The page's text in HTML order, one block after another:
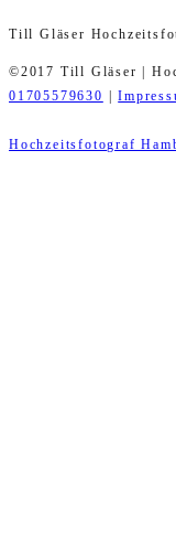
Till Gläser
©2017 Till Gläser |
01705579630
|
Hochzeitsfotograf